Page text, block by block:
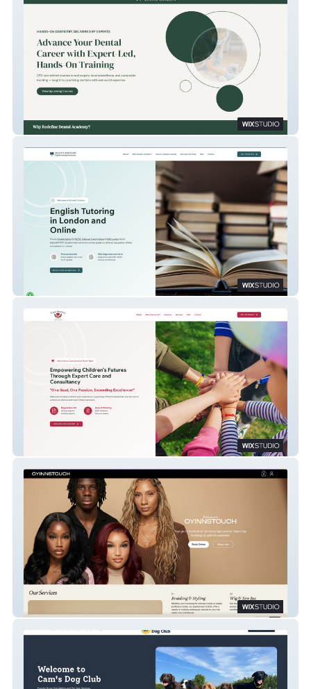
Redefine Dental Academy
Care Services North West Ltd